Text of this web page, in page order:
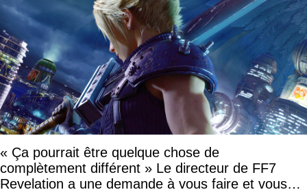
« Ça pourrait être quelque chose de
complètement différent » Le directeur de FF7
Revelation a une demande à vous faire et vous